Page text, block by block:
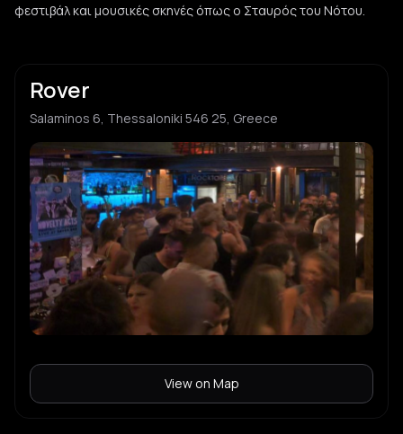
φεστιβάλ και μουσικές σκηνές όπως ο Σταυρός του Νότου.
Rover
Salaminos 6, Thessaloniki 546 25, Greece
View on Map